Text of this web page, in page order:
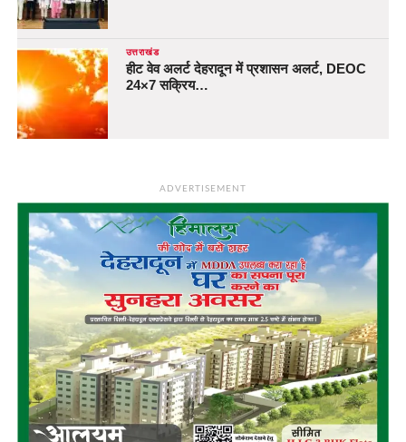
उत्तराखंड
हीट वेव अलर्ट देहरादून में प्रशासन अलर्ट, DEOC
24×7 सक्रिय…
ADVERTISEMENT